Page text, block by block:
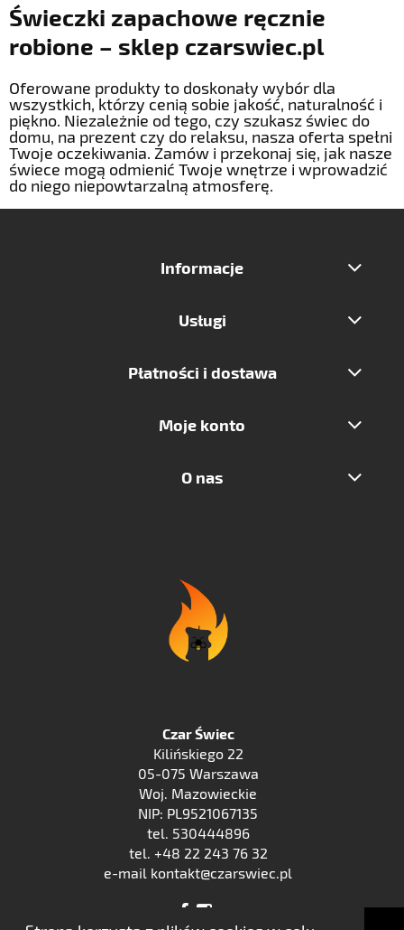
Świeczki zapachowe ręcznie
robione – sklep czarswiec.pl
Oferowane produkty to doskonały wybór dla
wszystkich, którzy cenią sobie jakość, naturalność i
piękno. Niezależnie od tego, czy szukasz świec do
domu, na prezent czy do relaksu, nasza oferta spełni
Twoje oczekiwania. Zamów i przekonaj się, jak nasze
świece mogą odmienić Twoje wnętrze i wprowadzić
do niego niepowtarzalną atmosferę.
Informacje
Usługi
Płatności i dostawa
Moje konto
O nas
Czar Świec
Kilińskiego 22
05-075 Warszawa
Woj. Mazowieckie
NIP: PL9521067135
tel. 530444896
tel. +48 22 243 76 32
e-mail kontakt@czarswiec.pl